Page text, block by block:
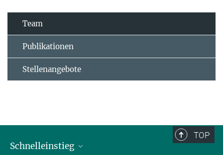
Team
Publikationen
Stellenangebote
TOP
Schnelleinstieg